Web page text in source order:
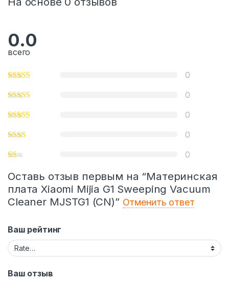
0.0
всего
0
0
0
0
0
Оставь отзыв первым на “Материнская
плата Xiaomi Mijia G1 Sweeping Vacuum
Cleaner MJSTG1 (CN)” Отменить ответ
Ваш рейтинг
Ваш отзыв